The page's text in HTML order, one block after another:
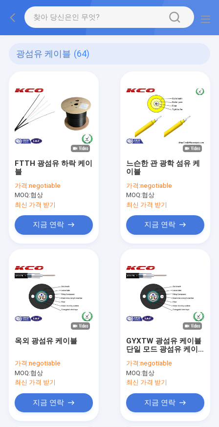
광섬유 케이블 (64)
FTTH 광섬유 하락 케이
블
가격:negotiable
MOQ:협상
최신 가격 받기
지금 연락
느슨한 관 광학 섬유 케
이블
가격:negotiable
MOQ:협상
최신 가격 받기
지금 연락
옥외 광섬유 케이블
가격:negotiable
MOQ:협상
최신 가격 받기
지금 연락
GYXTW 광섬유 케이블
단일 모드 광섬유 케이
가격:negotiable
MOQ:협상
최신 가격 받기
지금 연락